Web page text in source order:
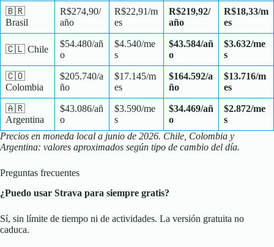
🇧🇷
Brasil
R$274,90/
año
R$22,91/m
es
R$219,92/
año
R$18,33/m
es
🇨🇱 Chile
$54.480/añ
o
$4.540/me
s
$43.584/añ
o
$3.632/me
s
🇨🇴
Colombia
$205.740/a
ño
$17.145/m
es
$164.592/a
ño
$13.716/m
es
🇦🇷
Argentina
$43.086/añ
o
$3.590/me
s
$34.469/añ
o
$2.872/me
s
Precios en moneda local a junio de 2026. Chile, Colombia y
Argentina: valores aproximados según tipo de cambio del día.
Preguntas frecuentes
¿Puedo usar Strava para siempre gratis?
Sí, sin límite de tiempo ni de actividades. La versión gratuita no
caduca.